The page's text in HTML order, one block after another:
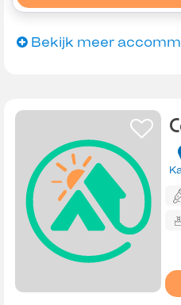
Bekijk meer